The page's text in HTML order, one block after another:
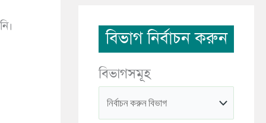
বিভাগ নির্বাচন করুন
বিভাগসমূহ